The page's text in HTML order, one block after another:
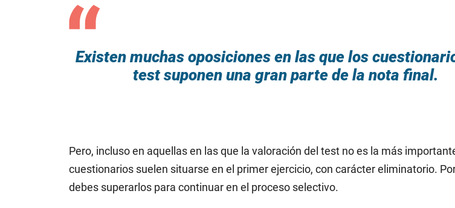
Existen muchas oposiciones en las que los
test suponen una gran parte de la nota final.
Pero, incluso en aquellas en las que la valoración del test no es la más
cuestionarios suelen situarse en el primer ejercicio, con carácter eliminatorio.
debes superarlos para continuar en el proceso selectivo.